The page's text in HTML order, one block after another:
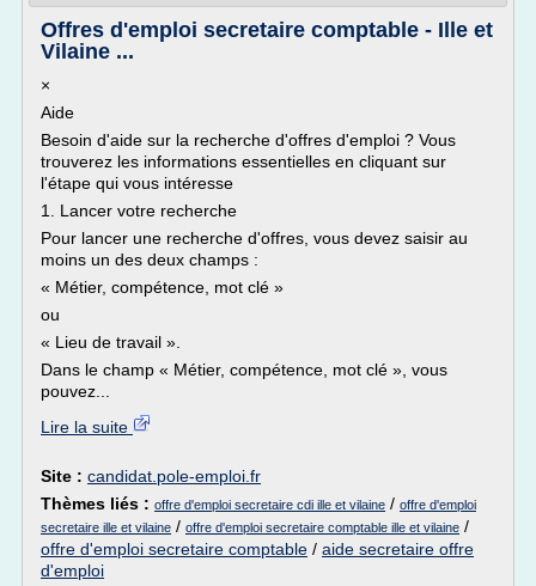
Offres d'emploi secretaire comptable - Ille et
Vilaine ...
×
Aide
Besoin d'aide sur la recherche d'offres d'emploi ? Vous
trouverez les informations essentielles en cliquant sur
l'étape qui vous intéresse
1. Lancer votre recherche
Pour lancer une recherche d'offres, vous devez saisir au
moins un des deux champs :
« Métier, compétence, mot clé »
ou
« Lieu de travail ».
Dans le champ « Métier, compétence, mot clé », vous
pouvez...
Lire la suite
Site : candidat.pole-emploi.fr
Thèmes liés : offre d'emploi secretaire cdi ille et vilaine / offre d'emploi
secretaire ille et vilaine / offre d'emploi secretaire comptable ille et vilaine /
offre d'emploi secretaire comptable / aide secretaire offre
d'emploi